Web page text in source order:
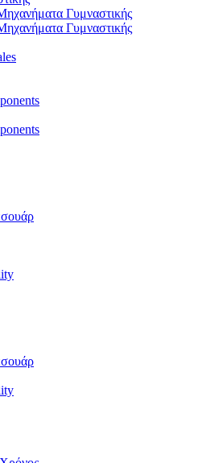
Γυμναστικής
Γυμναστικής